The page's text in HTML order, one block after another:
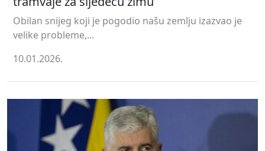
Obilan snijeg koji je pogodio našu zemlju izazvao je
velike probleme,...
10.01.2026.